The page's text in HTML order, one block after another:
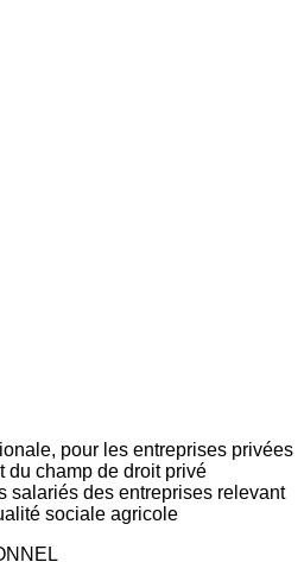
pour les entreprises privées
du champ de droit privé
salariés des entreprises relevant
sociale agricole